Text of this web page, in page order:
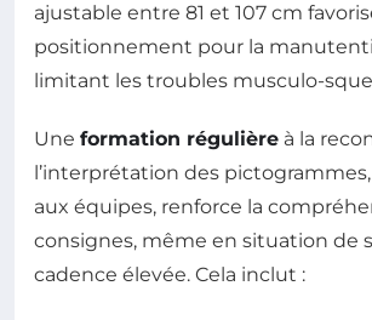
ajustable entre 81 et 107 cm
positionnement pour la
limitant les troubles musculo-
Une formation régulière à la
l’interprétation des
aux équipes, renforce la
consignes, même en situation de
cadence élevée. Cela inclut :